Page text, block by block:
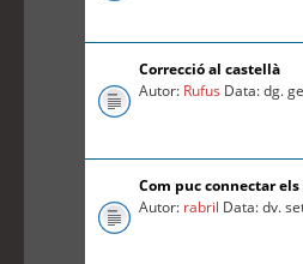
Correcció al castellà
Autor: Rufus Data: dg.
Com puc connectar
Autor: rabril Data: dv.